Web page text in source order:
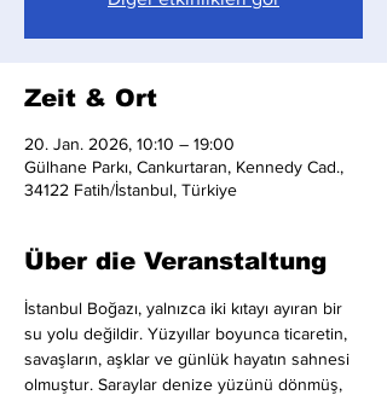
Zeit & Ort
20. Jan. 2026, 10:10 – 19:00
Gülhane Parkı, Cankurtaran, Kennedy Cad.,
34122 Fatih/İstanbul, Türkiye
Über die Veranstaltung
İstanbul Boğazı, yalnızca iki kıtayı ayıran bir
su yolu değildir. Yüzyıllar boyunca ticaretin,
savaşların, aşklar ve günlük hayatın sahnesi
olmuştur. Saraylar denize yüzünü dönmüş,